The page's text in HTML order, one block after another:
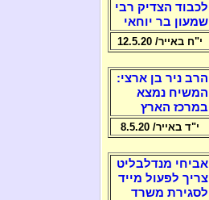
לכבוד הצדיק רבי
שמעון בר יוחאי
י"ח באייר/ 12.5.20
הרב ניר בן ארצי:
המשיח נמצא
במרכז הארץ
י"ד באייר/ 8.5.20
אביחי מנדלבליט
צריך לפעול מייד
לסגירת משרד